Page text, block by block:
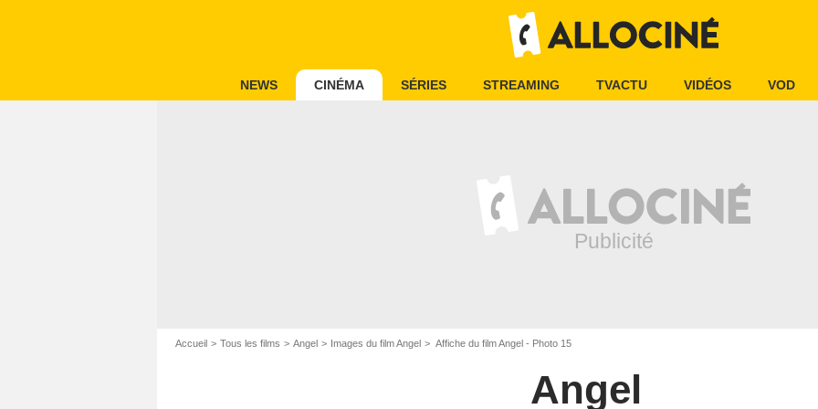
NEWS CINÉMA SÉRIES STREAMING TVACTU VIDÉOS VOD
Accueil Tous les films Angel Images du film Angel Affiche du film Angel - Photo 15
Angel